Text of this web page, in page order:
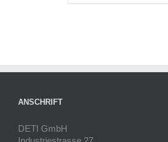
ANSCHRIFT
DETI GmbH